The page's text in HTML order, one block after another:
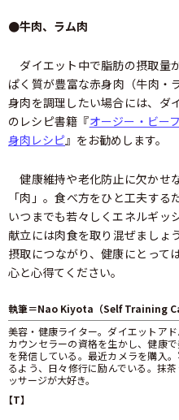
●牛肉、ラム肉
ダイエット中で脂肪の摂取量
ぱく質が豊富な赤身肉（牛肉・
身肉を調理したい場合には、ダ
のレシピ書籍『オージー・ビー
身肉レシピ』をお勧めします。
健康維持や老化防止に欠かせ
「肉」。食べ方をひと工夫する
いつまでも若々しくエネルギッ
献立には肉食を取り混ぜましょ
摂取につながり、健康にとって
心と心得てください。
執筆＝Nao Kiyota（Self Training
美容・健康ライター。ダイエットア
カウンセラーの資格を生かし、健康
を発信している。最近カメラを購入
るよう、日々修行に励んでいる。抹
ッサージが大好き。
【T】